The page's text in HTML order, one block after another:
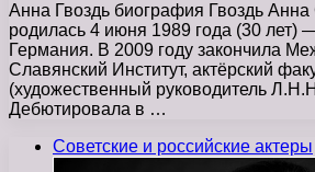
Анна Гвоздь биография Гвоздь Анна
родилась 4 июня 1989 года (30 лет)
Германия. В 2009 году закончила
Славянский Институт, актёрский
(художественный руководитель
Дебютировала в …
Советские и российские актеры